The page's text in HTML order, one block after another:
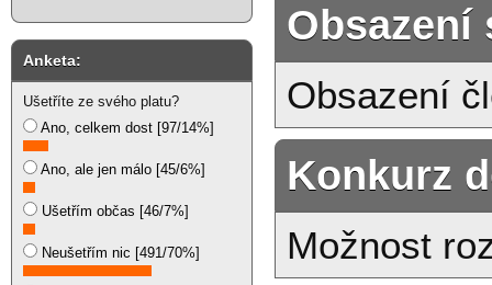
Anketa:
Ušetříte ze svého platu?
Ano, celkem dost [97/14%]
Ano, ale jen málo [45/6%]
Ušetřím občas [46/7%]
Neušetřím nic [491/70%]
Obsazení
Obsazení
Konkurz
Možnost